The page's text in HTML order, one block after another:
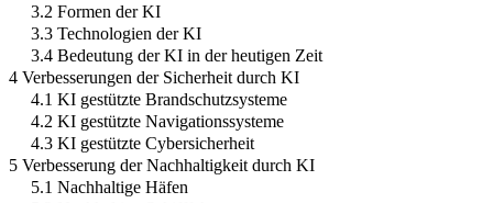
3.2 Formen der KI
3.3 Technologien der KI
3.4 Bedeutung der KI in der heutigen Zeit
4 Verbesserungen der Sicherheit durch KI
4.1 KI gestützte Brandschutzsysteme
4.2 KI gestützte Navigationssysteme
4.3 KI gestützte Cybersicherheit
5 Verbesserung der Nachhaltigkeit durch KI
5.1 Nachhaltige Häfen